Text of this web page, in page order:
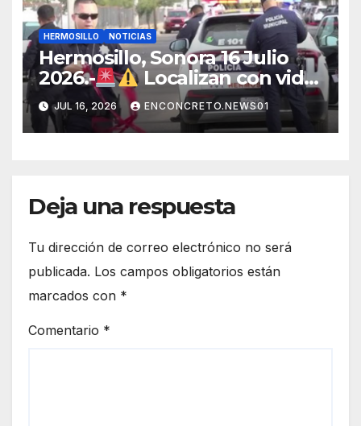
HERMOSILLO NOTICIAS
Hermosillo, Sonora 16 Julio
2026.-
Localizan con vida
a joven que había sido
privado de la libertad en
Hermosillo.
JUL 16, 2026 ENCONCRETO.NEWS01
Deja una respuesta
Tu dirección de correo electrónico no será
publicada. Los campos obligatorios están
marcados con *
Comentario *